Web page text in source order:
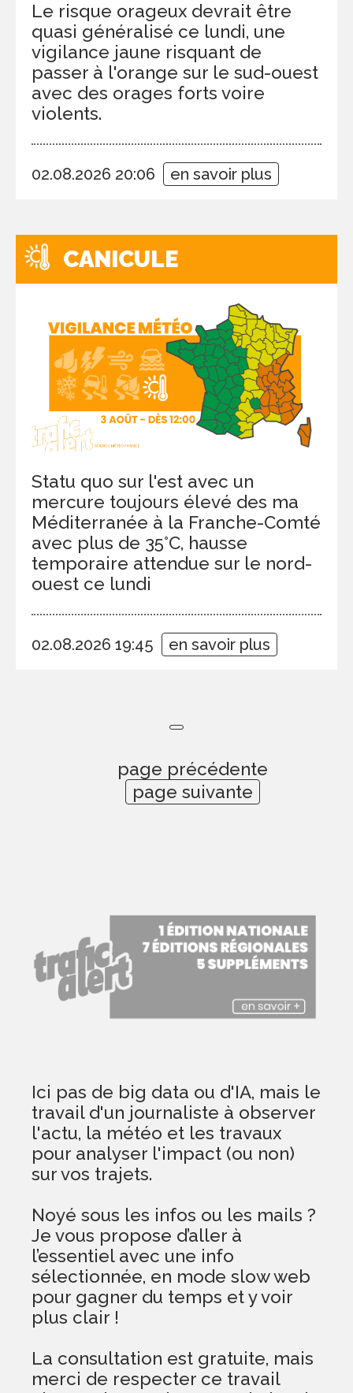
Le risque orageux devrait être
quasi généralisé ce lundi, une
vigilance jaune risquant de
passer à l'orange sur le sud-ouest
avec des orages forts voire
violents.
02.08.2026 20:06 en savoir plus
CANICULE
Statu quo sur l'est avec un
mercure toujours élevé des ma
Méditerranée à la Franche-Comté
avec plus de 35°C, hausse
temporaire attendue sur le nord-
ouest ce lundi
02.08.2026 19:45 en savoir plus
page précédente
page suivante
Ici pas de big data ou d'IA, mais le
travail d'un journaliste à observer
l'actu, la météo et les travaux
pour analyser l'impact (ou non)
sur vos trajets.
Noyé sous les infos ou les mails ?
Je vous propose d’aller à
l’essentiel avec une info
sélectionnée, en mode slow web
pour gagner du temps et y voir
plus clair !
La consultation est gratuite, mais
merci de respecter ce travail